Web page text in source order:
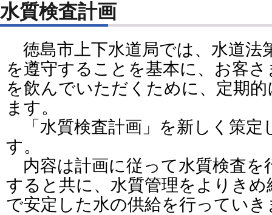
水質検査計画
徳島市上下水道局では、水道法
を遵守することを基本に、お客
を飲んでいただくために、定期
ます。
「水質検査計画」を新しく策定
す。
内容は計画に従って水質検査を
すると共に、水質管理をよりき
で安定した水の供給を行っていき